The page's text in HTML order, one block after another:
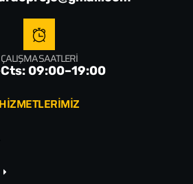
ÇALIŞMA SAATLERI
09:00–19:00
HİZMETLERİMİZ